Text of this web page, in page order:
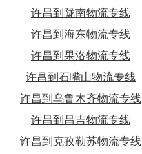
许昌到陇南物流专线
许昌到海东物流专线
许昌到果洛物流专线
许昌到石嘴山物流专线
许昌到乌鲁木齐物流专线
许昌到昌吉物流专线
许昌到克孜勒苏物流专线